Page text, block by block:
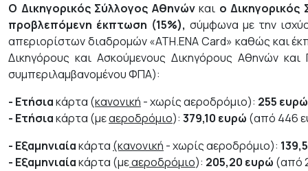
Ο Δικηγορικός Σύλλογος Αθηνώνκαι ο Δικηγορικός
προβλεπόμενη έκπτωση (15%), σύμφωνα με την
απεριορίστων διαδρομών «ATH.ENA Card» καθώς και
Δικηγόρους και Ασκούμενους Δικηγόρους Αθηνών και
συμπεριλαμβανομένου ΦΠΑ):
- Ετήσιακάρτα (κανονική - χωρίς αεροδρόμιο): 255 ευρώ
- Ετήσιακάρτα (μεαεροδρόμιο): 379,10 ευρώ (από 446
- Εξαμηνιαίακάρτα (κανονική - χωρίς αεροδρόμιο):
- Εξαμηνιαίακάρτα (μεαεροδρόμιο): 205,20 ευρώ (από